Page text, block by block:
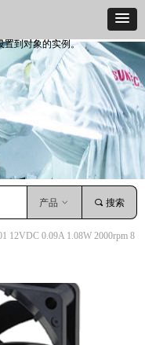
置到对象的实例。
12VDC 0.09A 1.08W 2000rpm 8
끠 搜索
产品 ꀁ
置到对象的实例。